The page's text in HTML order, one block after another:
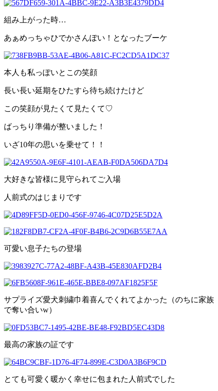
組み上がった時…
あぁめっちゃひでかさんぽい！となったブーケ
本人も私っぽいとこの笑顔
長い長い延期をひたすら待ち続けたけど
この笑顔が見たくて見たくて♡
ばっちり 準備が整いました！
いざ10年の思いを乗せて！！
大好きな皆様に見守られてご入場
人前式のはじまりです
可愛い息子たちの登場
サプライズ愛犬刺繍巾着喜んでくれてよかった（のちに家族
で奪い合いw）
最高の家族の証です
とても可愛く暖かく幸せに包まれた人前式でした